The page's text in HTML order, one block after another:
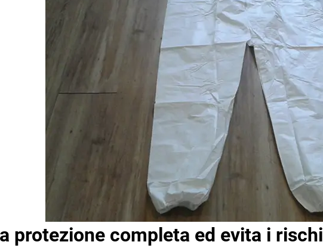
protezione completa ed evita i